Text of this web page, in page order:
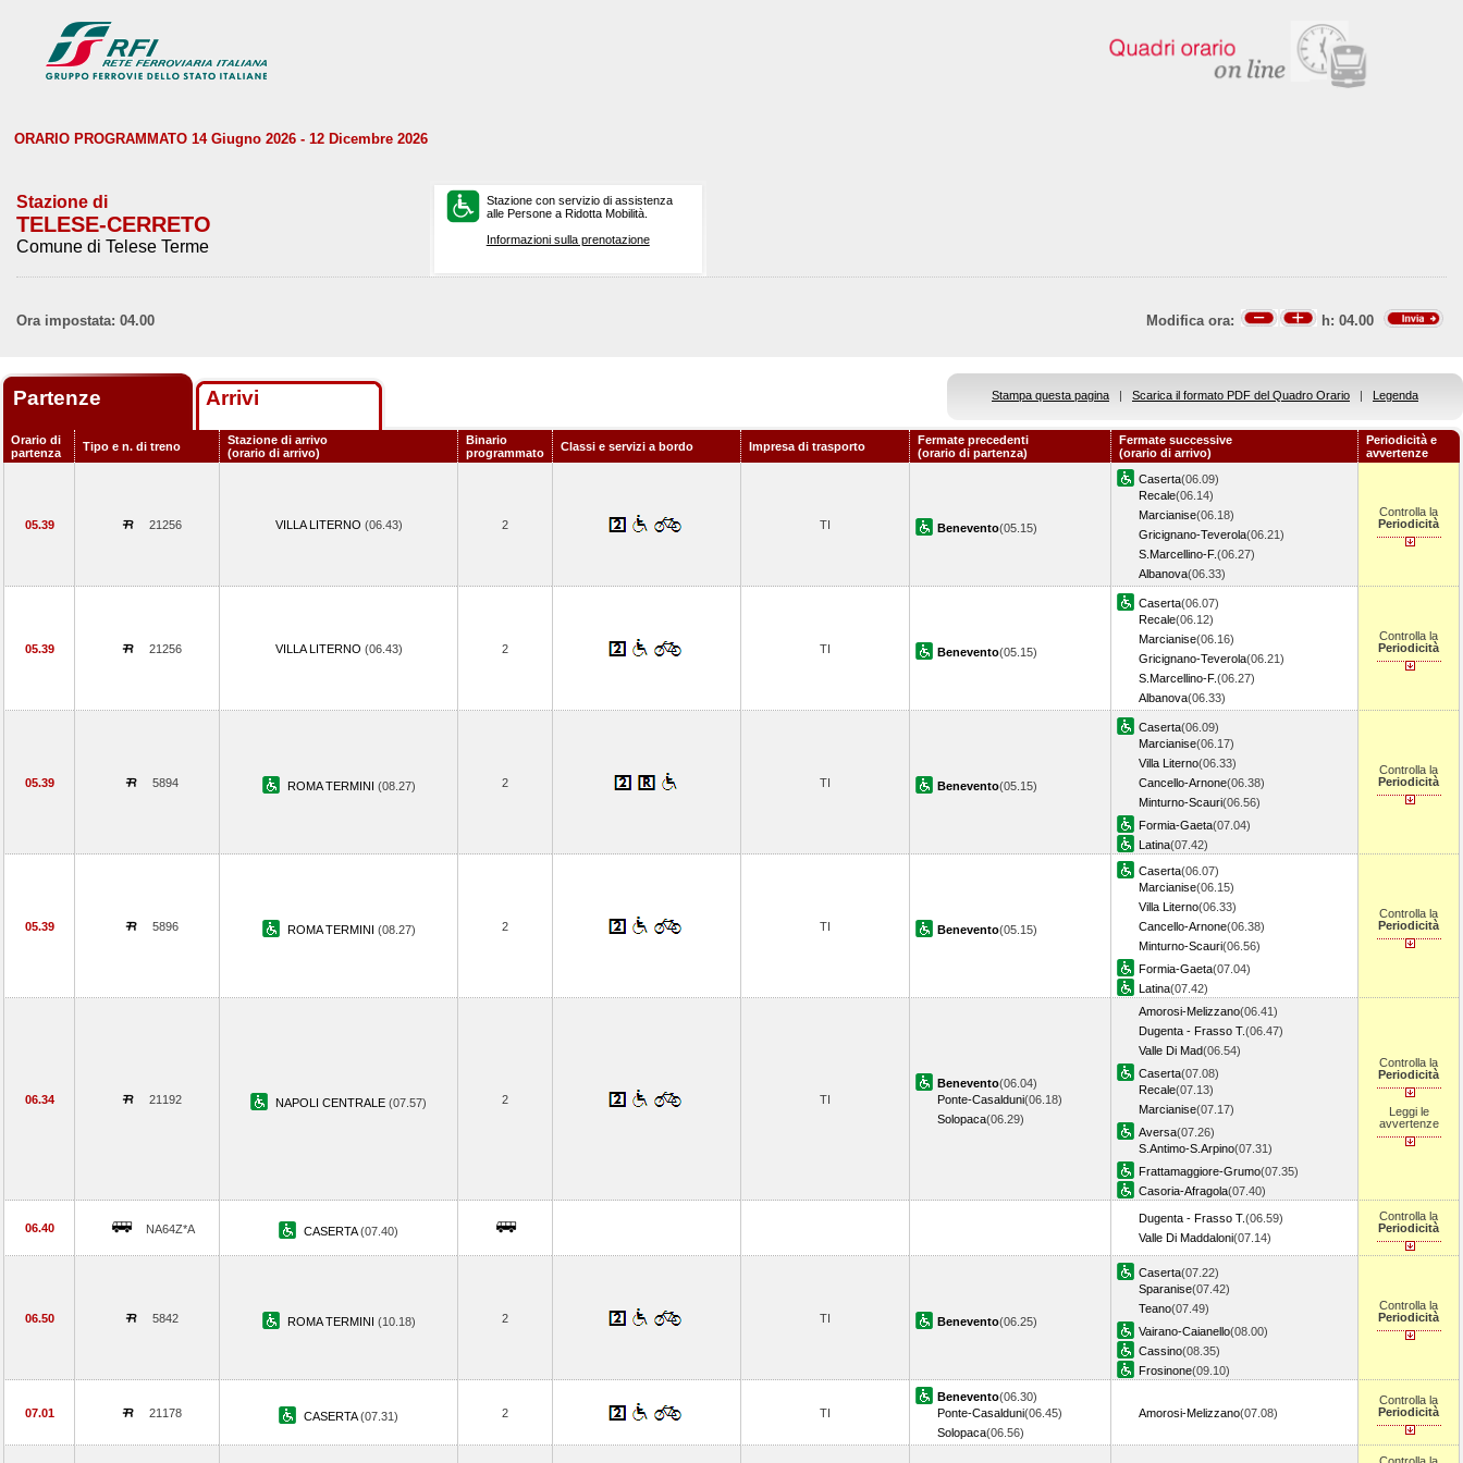
ORARIO PROGRAMMATO 14 Giugno 2026 - 12 Dicembre 2026
Stazione di
TELESE-CERRETO
Comune di Telese Terme
Stazione con servizio di assistenza
alle Persone a Ridotta Mobilità.
Informazioni sulla prenotazione
Ora impostata: 04.00 Modifica ora: h: 04.00
Partenze Arrivi Stampa questa pagina | Scarica il formato PDF del Quadro Orario | Legenda
Orario di
partenza
Tipo e n. di treno
Stazione di arrivo
(orario di arrivo)
Binario
programmato
Classi e servizi a bordo Impresa di trasporto
Fermate precedenti
(orario di partenza)
Fermate successive
(orario di arrivo)
Periodicità e
avvertenze
05.39 21256 VILLA LITERNO (06.43) 2 TI Benevento(05.15)
Caserta(06.09)
Recale(06.14)
Marcianise(06.18)
Gricignano-Teverola(06.21)
S.Marcellino-F.(06.27)
Albanova(06.33)
Controlla la
Periodicità
05.39 21256 VILLA LITERNO (06.43) 2 TI Benevento(05.15)
Caserta(06.07)
Recale(06.12)
Marcianise(06.16)
Gricignano-Teverola(06.21)
S.Marcellino-F.(06.27)
Albanova(06.33)
Controlla la
Periodicità
05.39 5894 ROMA TERMINI (08.27) 2 TI Benevento(05.15)
Caserta(06.09)
Marcianise(06.17)
Villa Literno(06.33)
Cancello-Arnone(06.38)
Minturno-Scauri(06.56)
Formia-Gaeta(07.04)
Latina(07.42)
Controlla la
Periodicità
05.39 5896 ROMA TERMINI (08.27) 2 TI Benevento(05.15)
Caserta(06.07)
Marcianise(06.15)
Villa Literno(06.33)
Cancello-Arnone(06.38)
Minturno-Scauri(06.56)
Formia-Gaeta(07.04)
Latina(07.42)
Controlla la
Periodicità
06.34 21192 NAPOLI CENTRALE (07.57) 2 TI
Benevento(06.04)
Ponte-Casalduni(06.18)
Solopaca(06.29)
Amorosi-Melizzano(06.41)
Dugenta - Frasso T.(06.47)
Valle Di Mad(06.54)
Caserta(07.08)
Recale(07.13)
Marcianise(07.17)
Aversa(07.26)
S.Antimo-S.Arpino(07.31)
Frattamaggiore-Grumo(07.35)
Casoria-Afragola(07.40)
Controlla la
Periodicità
Leggi le
avvertenze
06.40 NA64Z*A CASERTA(07.40)
Dugenta - Frasso T.(06.59)
Valle Di Maddaloni(07.14)
Controlla la
Periodicità
06.50 5842 ROMA TERMINI (10.18) 2 TI Benevento(06.25)
Caserta(07.22)
Sparanise(07.42)
Teano(07.49)
Vairano-Caianello(08.00)
Cassino(08.35)
Frosinone(09.10)
Controlla la
Periodicità
07.01 21178 CASERTA(07.31) 2 TI
Benevento(06.30)
Ponte-Casalduni(06.45)
Solopaca(06.56)
Amorosi-Melizzano(07.08)
Controlla la
Periodicità